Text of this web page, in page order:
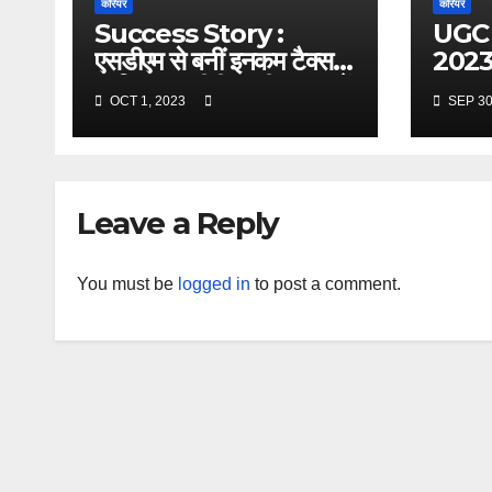
करियर
Success Story :
एसडीएम से बनीं इनकम टैक्स
ऑफिसर, यूपीपीएससी PCS में
आई थी 34वीं रैंक
OCT 1, 2023
करियर
2023
2023
गईSEP
Leave a Reply
You must be logged in to post a comment.